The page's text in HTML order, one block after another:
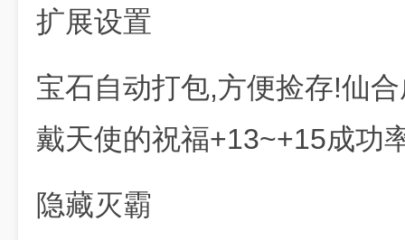
扩展设置
宝石自动打包,方便捡存!仙
戴天使的祝福+13~+15成功
隐藏灭霸